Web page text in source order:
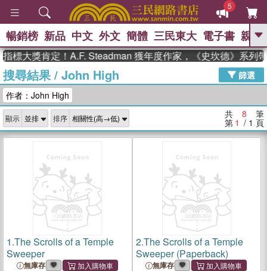
5
GO
熱搜： 高希均教授回憶錄
、 The Odyssey 、 父親節 、 花開錦
李登輝時代 、 數學女孩：黎曼猜想
、
如果歷史是一
群喵 、 臺灣漫遊錄
暢銷榜 新品 中文 外文 簡體 三民東大 電子書 親子
標大獎肯定！A.F. Steadman 獲年度作家，《史坎德》系列帶
搜尋結果/ John High
篩選
作者：John High
顯示 排序 共 8 筆
第 1 / 1 頁
1.The Scrolls of a Temple
Sweeper
無庫存
2.The Scrolls of a Temple
Sweeper (Paperback)
無庫存